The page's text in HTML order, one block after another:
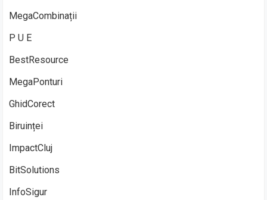
MegaCombinații
P U E
BestResource
MegaPonturi
GhidCorect
Biruinței
ImpactCluj
BitSolutions
InfoSigur